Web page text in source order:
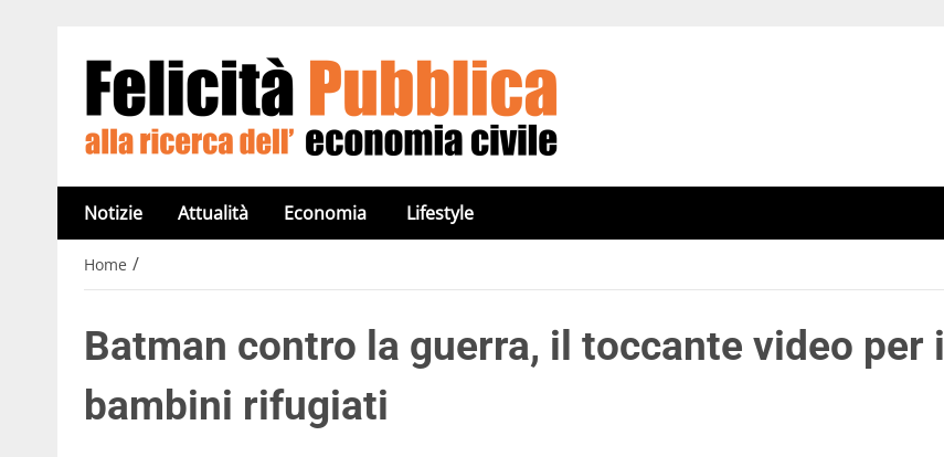
Notizie Attualità Economia Lifestyle
Home /
Batman contro la guerra, il toccante video per i
bambini rifugiati